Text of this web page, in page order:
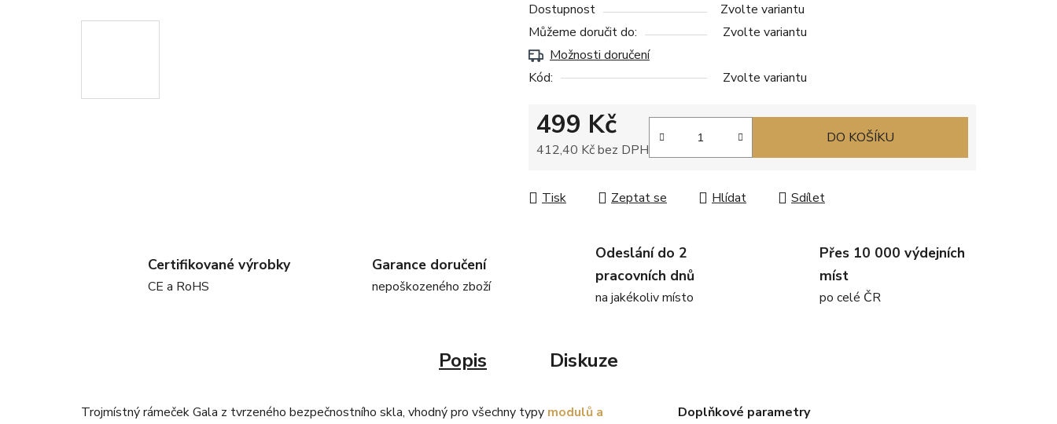
Dostupnost
Zvolte variantu
Můžeme doručit do:
Zvolte variantu
Možnosti doručení
Kód:
Zvolte variantu
499 Kč
412,40 Kč bez DPH
DO KOŠÍKU
Tisk Zeptat se Hlídat Sdílet
Certifikované výrobky
CE a RoHS
Garance doručení
nepoškozeného zboží
Odeslání do 2
pracovních dnů
na jakékoliv místo
Přes 10 000 výdejních
míst
po celé ČR
Popis Diskuze
Trojmístný rámeček Gala z tvrzeného bezpečnostního skla, vhodný pro všechny typy modulů a
Doplňkové parametry